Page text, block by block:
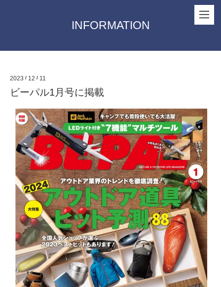
INFORMATION
2023 / 12 / 11
ビーパル1月号に掲載